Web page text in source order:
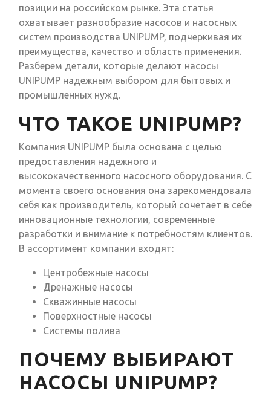
позиции на российском рынке. Эта статья
охватывает разнообразие насосов и насосных
систем производства UNIPUMP, подчеркивая их
преимущества, качество и область применения.
Разберем детали, которые делают насосы
UNIPUMP надежным выбором для бытовых и
промышленных нужд.
ЧТО ТАКОЕ UNIPUMP?
Компания UNIPUMP была основана с целью
предоставления надежного и
высококачественного насосного оборудования. С
момента своего основания она зарекомендовала
себя как производитель, который сочетает в себе
инновационные технологии, современные
разработки и внимание к потребностям клиентов.
В ассортимент компании входят:
Центробежные насосы
Дренажные насосы
Скважинные насосы
Поверхностные насосы
Системы полива
ПОЧЕМУ ВЫБИРАЮТ
НАСОСЫ UNIPUMP?